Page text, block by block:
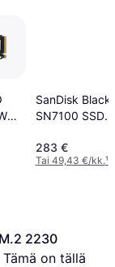
SanDisk Black
SN7100 SSD
00CJA0 2TB
283 €
Tai 49,43 €/kk.¹
2230
Tämä on tällä